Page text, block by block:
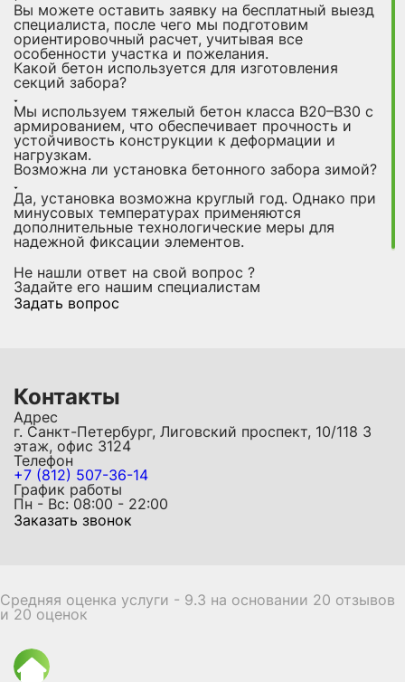
Вы можете оставить заявку на бесплатный выезд
специалиста, после чего мы подготовим
ориентировочный расчет, учитывая все
особенности участка и пожелания.
Какой бетон используется для изготовления
секций забора?
Мы используем тяжелый бетон класса B20–B30 с
армированием, что обеспечивает прочность и
устойчивость конструкции к деформации и
нагрузкам.
Возможна ли установка бетонного забора зимой?
Да, установка возможна круглый год. Однако при
минусовых температурах применяются
дополнительные технологические меры для
надежной фиксации элементов.
Не нашли ответ на свой вопрос ?
Задайте его нашим специалистам
Задать вопрос
Контакты
Адрес
г. Санкт-Петербург, Лиговский проспект, 10/118 3
этаж, офис 3124
Телефон
+7 (812) 507-36-14
График работы
Пн - Вс: 08:00 - 22:00
Заказать звонок
Средняя оценка услуги - 9.3 на основании 20 отзывов
и 20 оценок